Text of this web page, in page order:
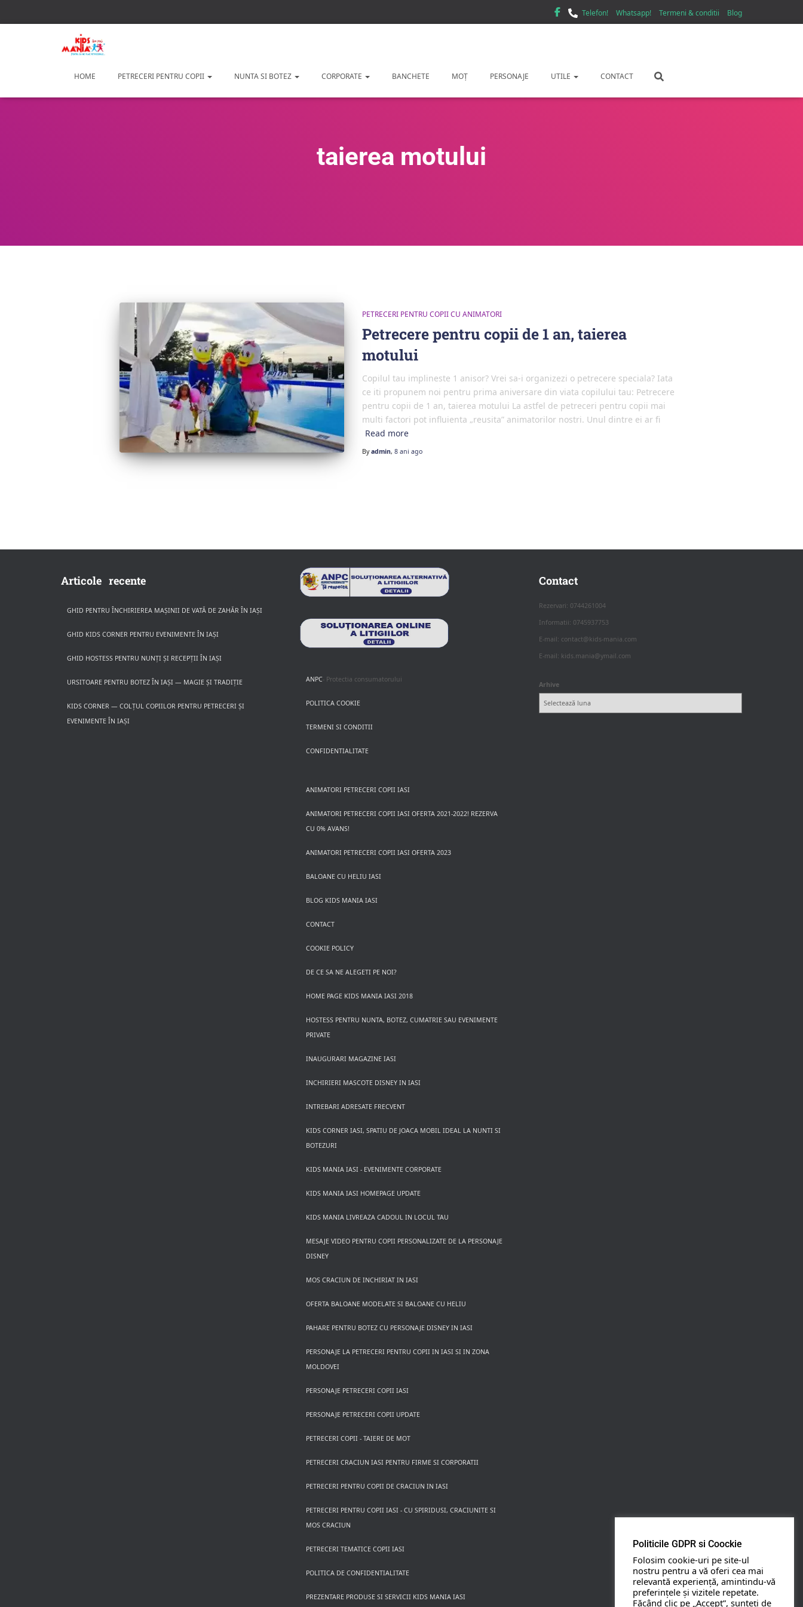
Telefon! Whatsapp! Termeni & conditii Blog
HOME PETRECERI PENTRU COPII NUNTA SI BOTEZ CORPORATE BANCHETE MOȚ PERSONAJE UTILE CONTACT
taierea motului
PETRECERI PENTRU COPII CU ANIMATORI
Petrecere pentru copii de 1 an, taierea
motului
Copilul tau implineste 1 anisor? Vrei sa-i organizezi o petrecere speciala? Iata
ce iti propunem noi pentru prima aniversare din viata copilului tau: Petrecere
pentru copii de 1 an, taierea motului La astfel de petreceri pentru copii mai
multi factori pot influienta „reusita” animatorilor nostri. Unul dintre ei ar fi
Read more
Byadmin, 8 ani ago
Articole recente
GHID PENTRU ÎNCHIRIEREA MAȘINII DE VATĂ DE ZAHĂR ÎN IAȘI
GHID KIDS CORNER PENTRU EVENIMENTE ÎN IAȘI
GHID HOSTESS PENTRU NUNȚI ȘI RECEPȚII ÎN IAȘI
URSITOARE PENTRU BOTEZ ÎN IAȘI — MAGIE ȘI TRADIȚIE
KIDS CORNER — COLȚUL COPIILOR PENTRU PETRECERI ȘI
EVENIMENTE ÎN IAȘI
ANPC- Protectia consumatorului
POLITICA COOKIE
TERMENI SI CONDITII
CONFIDENTIALITATE
ANIMATORI PETRECERI COPII IASI
ANIMATORI PETRECERI COPII IASI OFERTA 2021-2022! REZERVA
CU 0% AVANS!
ANIMATORI PETRECERI COPII IASI OFERTA 2023
BALOANE CU HELIU IASI
BLOG KIDS MANIA IASI
CONTACT
COOKIE POLICY
DE CE SA NE ALEGETI PE NOI?
HOME PAGE KIDS MANIA IASI 2018
HOSTESS PENTRU NUNTA, BOTEZ, CUMATRIE SAU EVENIMENTE
PRIVATE
INAUGURARI MAGAZINE IASI
INCHIRIERI MASCOTE DISNEY IN IASI
INTREBARI ADRESATE FRECVENT
KIDS CORNER IASI, SPATIU DE JOACA MOBIL IDEAL LA NUNTI SI
BOTEZURI
KIDS MANIA IASI - EVENIMENTE CORPORATE
KIDS MANIA IASI HOMEPAGE UPDATE
KIDS MANIA LIVREAZA CADOUL IN LOCUL TAU
MESAJE VIDEO PENTRU COPII PERSONALIZATE DE LA PERSONAJE
DISNEY
MOS CRACIUN DE INCHIRIAT IN IASI
OFERTA BALOANE MODELATE SI BALOANE CU HELIU
PAHARE PENTRU BOTEZ CU PERSONAJE DISNEY IN IASI
PERSONAJE LA PETRECERI PENTRU COPII IN IASI SI IN ZONA
MOLDOVEI
PERSONAJE PETRECERI COPII IASI
PERSONAJE PETRECERI COPII UPDATE
PETRECERI COPII - TAIERE DE MOT
PETRECERI CRACIUN IASI PENTRU FIRME SI CORPORATII
PETRECERI PENTRU COPII DE CRACIUN IN IASI
PETRECERI PENTRU COPII IASI - CU SPIRIDUSI, CRACIUNITE SI
MOS CRACIUN
PETRECERI TEMATICE COPII IASI
POLITICA DE CONFIDENTIALITATE
PREZENTARE PRODUSE SI SERVICII KIDS MANIA IASI
Contact
Rezervari: 0744261004
Informatii: 0745937753
E-mail: contact@kids-mania.com
E-mail: kids.mania@ymail.com
Arhive
Politicile GDPR si Coockie
Folosim cookie-uri pe site-ul
nostru pentru a vă oferi cea mai
relevantă experiență, amintindu-vă
preferințele și vizitele repetate.
Făcând clic pe „Accept”, sunteți de